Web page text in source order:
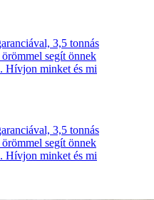
3,5 tonnás
segít önnek
Hívjon minket és mi
3,5 tonnás
segít önnek
Hívjon minket és mi